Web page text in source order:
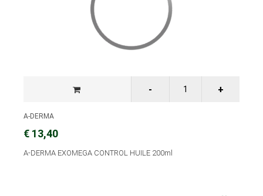
A-DERMA
€ 13,40
A-DERMA EXOMEGA CONTROL HUILE 200ml